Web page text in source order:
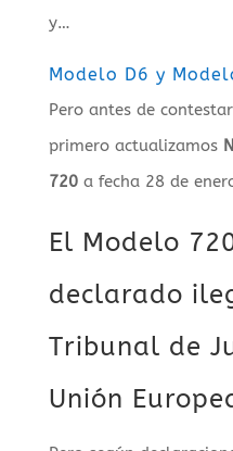
y…
Modelo D6 y
Pero antes de
primero actualizamos
720a fecha 28 de
El Modelo
declarado
Tribunal de
Unión